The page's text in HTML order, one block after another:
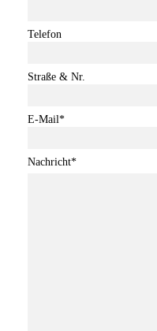
Telefon
Straße & Nr.
E-Mail*
Nachricht*